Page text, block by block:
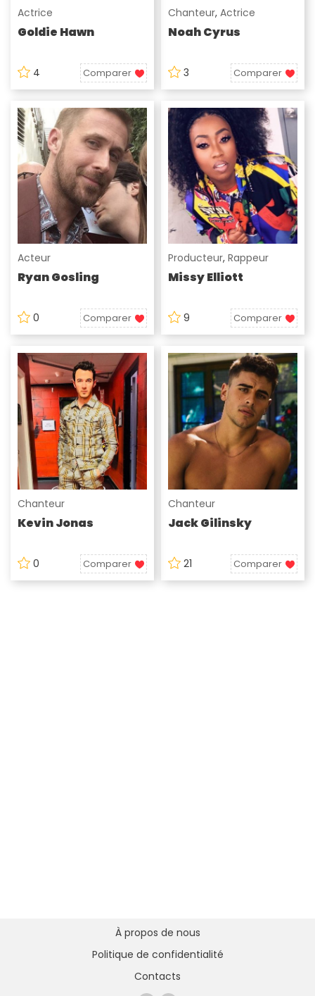
Actrice
Goldie Hawn
4 Comparer
Chanteur, Actrice
Noah Cyrus
3 Comparer
Acteur
Ryan Gosling
0 Comparer
Producteur, Rappeur
Missy Elliott
9 Comparer
Chanteur
Kevin Jonas
0 Comparer
Chanteur
Jack Gilinsky
21 Comparer
À propos de nous
Politique de confidentialité
Contacts